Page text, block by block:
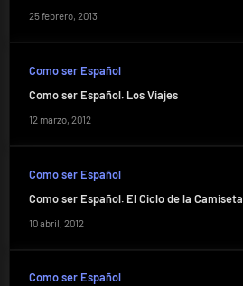
25 febrero, 2013
Como ser Español
Como ser Español. Los Viajes
12 marzo, 2012
Como ser Español
Como ser Español. El Ciclo de la Camiseta
10 abril, 2012
Como ser Español